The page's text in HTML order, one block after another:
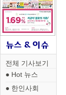
전체 기사보기
● Hot 뉴스
● 한인사회